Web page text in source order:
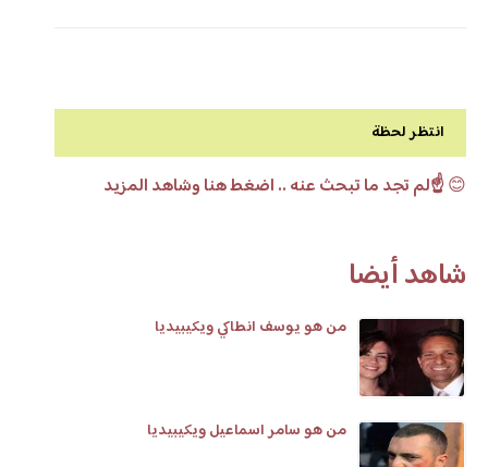
انتظر لحظة
😊☝️لم تجد ما تبحث عنه .. اضغط هنا وشاهد المزيد
شاهد أيضا
من هو يوسف انطاكي ويكيبيديا
من هو سامر اسماعيل ويكيبيديا